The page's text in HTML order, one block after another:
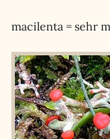
macilenta = sehr